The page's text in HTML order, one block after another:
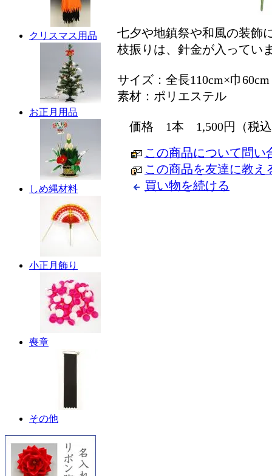
クリスマス用品
お正月用品
しめ縄材料
小正月飾り
喪章
その他
七夕や地鎮祭や和風の装飾
枝振りは、針金が入ってい
サイズ：全長110cm×巾60cm
素材：ポリエステル
価格 1本 1,500円（税
この商品について問い
この商品を友達に教え
買い物を続ける